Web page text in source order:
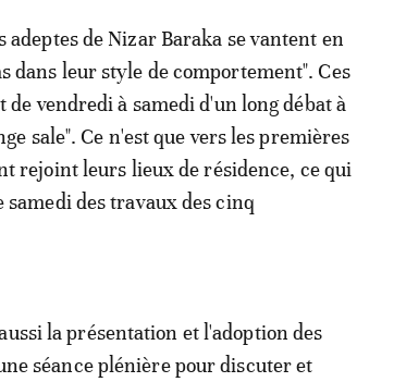
adeptes de Nizar Baraka se vantent en
dans leur style de comportement". Ces
vendredi à samedi d'un long débat à
sale". Ce n'est que vers les premières
rejoint leurs lieux de résidence, ce qui
des travaux des cinq
la présentation et l'adoption des
séance plénière pour discuter et